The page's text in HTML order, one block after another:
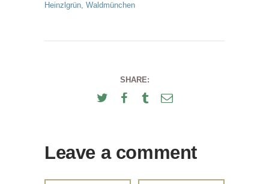
Heinzlgrün, Waldmünchen
SHARE:
Leave a comment